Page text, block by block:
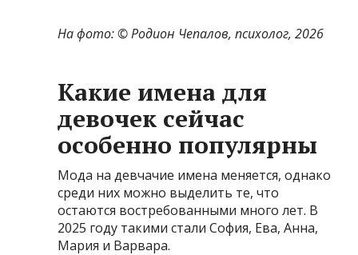
На фото: © Родион Чепалов, психолог, 2026
Какие имена для
девочек сейчас
особенно популярны
Мода на девчачие имена меняется, однако
среди них можно выделить те, что
остаются востребованными много лет. В
2025 году такими стали София, Ева, Анна,
Мария и Варвара.